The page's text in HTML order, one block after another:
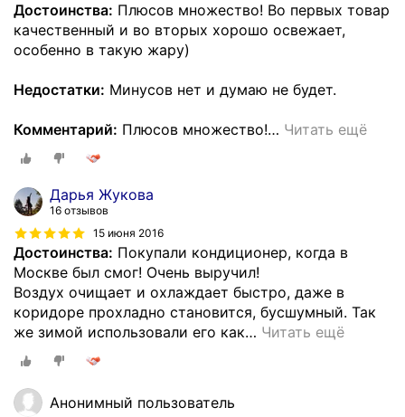
Достоинства: Плюсов множество! Во первых товар
качественный и во вторых хорошо освежает,
особенно в такую жару)
Недостатки: Минусов нет и думаю не будет.
Комментарий: Плюсов множество!… Читать ещё
Дарья Жукова
16 отзывов
15 июня 2016
Достоинства: Покупали кондиционер, когда в
Москве был смог! Очень выручил!
Воздух очищает и охлаждает быстро, даже в
коридоре прохладно становится, бусшумный. Так
же зимой использовали его как… Читать ещё
Анонимный пользователь